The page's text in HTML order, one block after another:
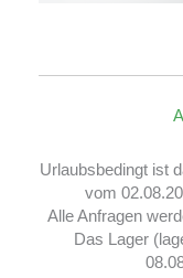
Urlaubsbedingt ist
vom
Alle Anfragen
Das Lager